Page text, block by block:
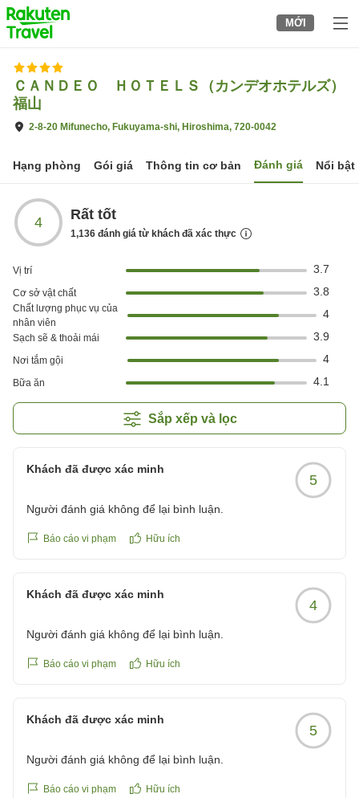
to
top
page
MỚI
ＣＡＮＤＥＯ ＨＯＴＥＬＳ（カンデオホテルズ）
福山
2-8-20 Mifunecho, Fukuyama-shi, Hiroshima, 720-0042
Hạng phòng Gói giá Thông tin cơ bản Đánh giá Nổi bật
4 Rất tốt
1,136 đánh giá từ khách đã xác thực
Vị trí 3.7
Cơ sở vật chất 3.8
Chất lượng phục vụ của
nhân viên
4
Sạch sẽ & thoải mái 3.9
Nơi tắm gội 4
Bữa ăn 4.1
Sắp xếp và lọc
Khách đã được xác minh
5
Người đánh giá không để lại bình luận.
Báo cáo vi phạm Hữu ích
Khách đã được xác minh
4
Người đánh giá không để lại bình luận.
Báo cáo vi phạm Hữu ích
Khách đã được xác minh
5
Người đánh giá không để lại bình luận.
Báo cáo vi phạm Hữu ích